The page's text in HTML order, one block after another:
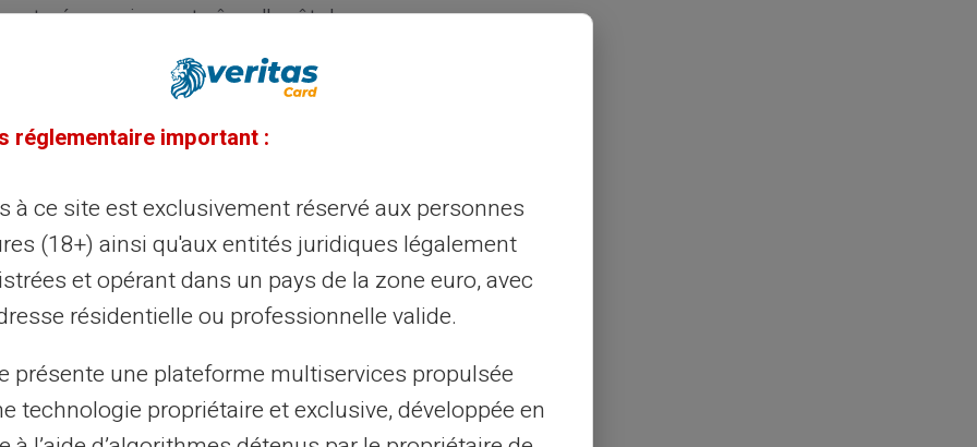
néanmoins entraîner l'arrêt du
limite. C'est notamment le cas par
et perçoit une rémunération dépassant
à charge pour d'autres raisons. Pour
aux allocations familiales
l'importance de bien
vérifier les
familiales pour éviter toute interruption.
20 ans
de déroger à cette règle : les
familiales après 20 ans est
réglementaire important :
à ce site est exclusivement réservé aux personnes
(18+) ainsi qu'aux entités juridiques légalement
et opérant dans un pays de la zone euro, avec
résidentielle ou professionnelle valide.
présente une plateforme multiservices propulsée
technologie propriétaire et exclusive, développée en